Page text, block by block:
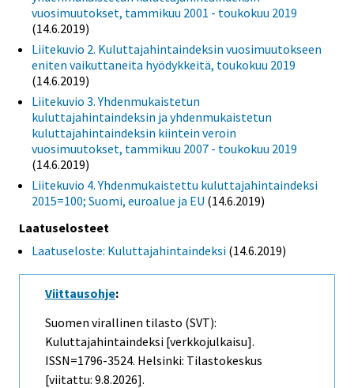
vuosimuutokset, tammikuu 2001 - toukokuu 2019
(14.6.2019)
Liitekuvio 2. Kuluttajahintaindeksin vuosimuutokseen
eniten vaikuttaneita hyödykkeitä, toukokuu 2019
(14.6.2019)
Liitekuvio 3. Yhdenmukaistetun
kuluttajahintaindeksin ja yhdenmukaistetun
kuluttajahintaindeksin kiintein veroin
vuosimuutokset, tammikuu 2007 - toukokuu 2019
(14.6.2019)
Liitekuvio 4. Yhdenmukaistettu kuluttajahintaindeksi
2015=100; Suomi, euroalue ja EU (14.6.2019)
Laatuselosteet
Laatuseloste: Kuluttajahintaindeksi (14.6.2019)
Viittausohje:
Suomen virallinen tilasto (SVT):
Kuluttajahintaindeksi [verkkojulkaisu].
ISSN=1796-3524. Helsinki: Tilastokeskus
[viitattu: 9.8.2026].